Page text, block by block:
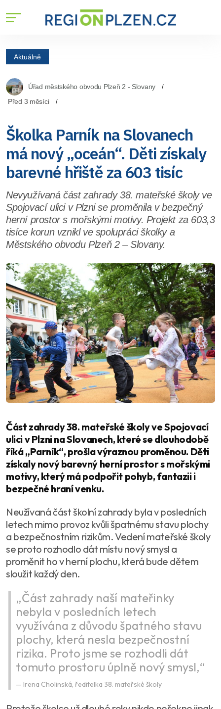
Aktuálně
Úřad městského obvodu Plzeň 2 - Slovany
Před 3 měsíci
Školka Parník na Slovanech
má nový „oceán“. Děti získaly
barevné hřiště za 603 tisíc
Nevyužívaná část zahrady 38. mateřské školy ve
Spojovací ulici v Plzni se proměnila v bezpečný
herní prostor s mořskými motivy. Projekt za 603,3
tisíce korun vznikl ve spolupráci školky a
Městského obvodu Plzeň 2 – Slovany.
Část zahrady 38. mateřské školy ve Spojovací
ulici v Plzni na Slovanech, které se dlouhodobě
říká „Parník“, prošla výraznou proměnou. Děti
získaly nový barevný herní prostor s mořskými
motivy, který má podpořit pohyb, fantazii i
bezpečné hraní venku.
Neužívaná část školní zahrady byla v posledních
letech mimo provoz kvůli špatnému stavu plochy
a bezpečnostním rizikům. Vedení mateřské školy
se proto rozhodlo dát místu nový smysl a
proměnit ho v herní plochu, která bude dětem
sloužit každý den.
„Část zahrady naší mateřinky
nebyla v posledních letech
využívána z důvodu špatného stavu
plochy, která nesla bezpečnostní
rizika. Proto jsme se rozhodli dát
tomuto prostoru úplně nový smysl,“
Irena Cholinská, ředitelka 38. mateřské školy